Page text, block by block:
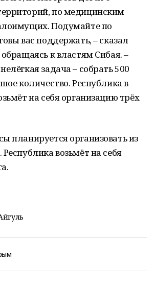
по медицинским
Подумайте по
вас поддержать, – сказал
к властям Сибая. –
задача – собрать 500
количество. Республика в
на себя организацию трёх
планируется организовать из
возьмёт на себя